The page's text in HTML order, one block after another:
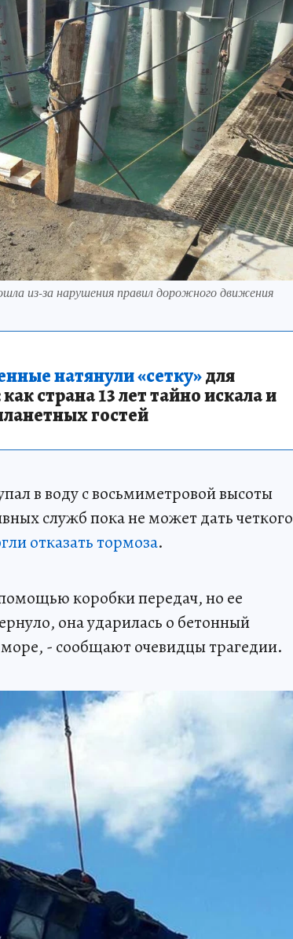
из-за нарушения правил дорожного движения
натянули «сетку»для
страна 13 лет тайно искала и
гостей
в воду с восьмиметровой высоты
служб пока не может дать четкого
отказать тормоза.
коробки передач, но ее
она ударилась о бетонный
- сообщают очевидцы трагедии.